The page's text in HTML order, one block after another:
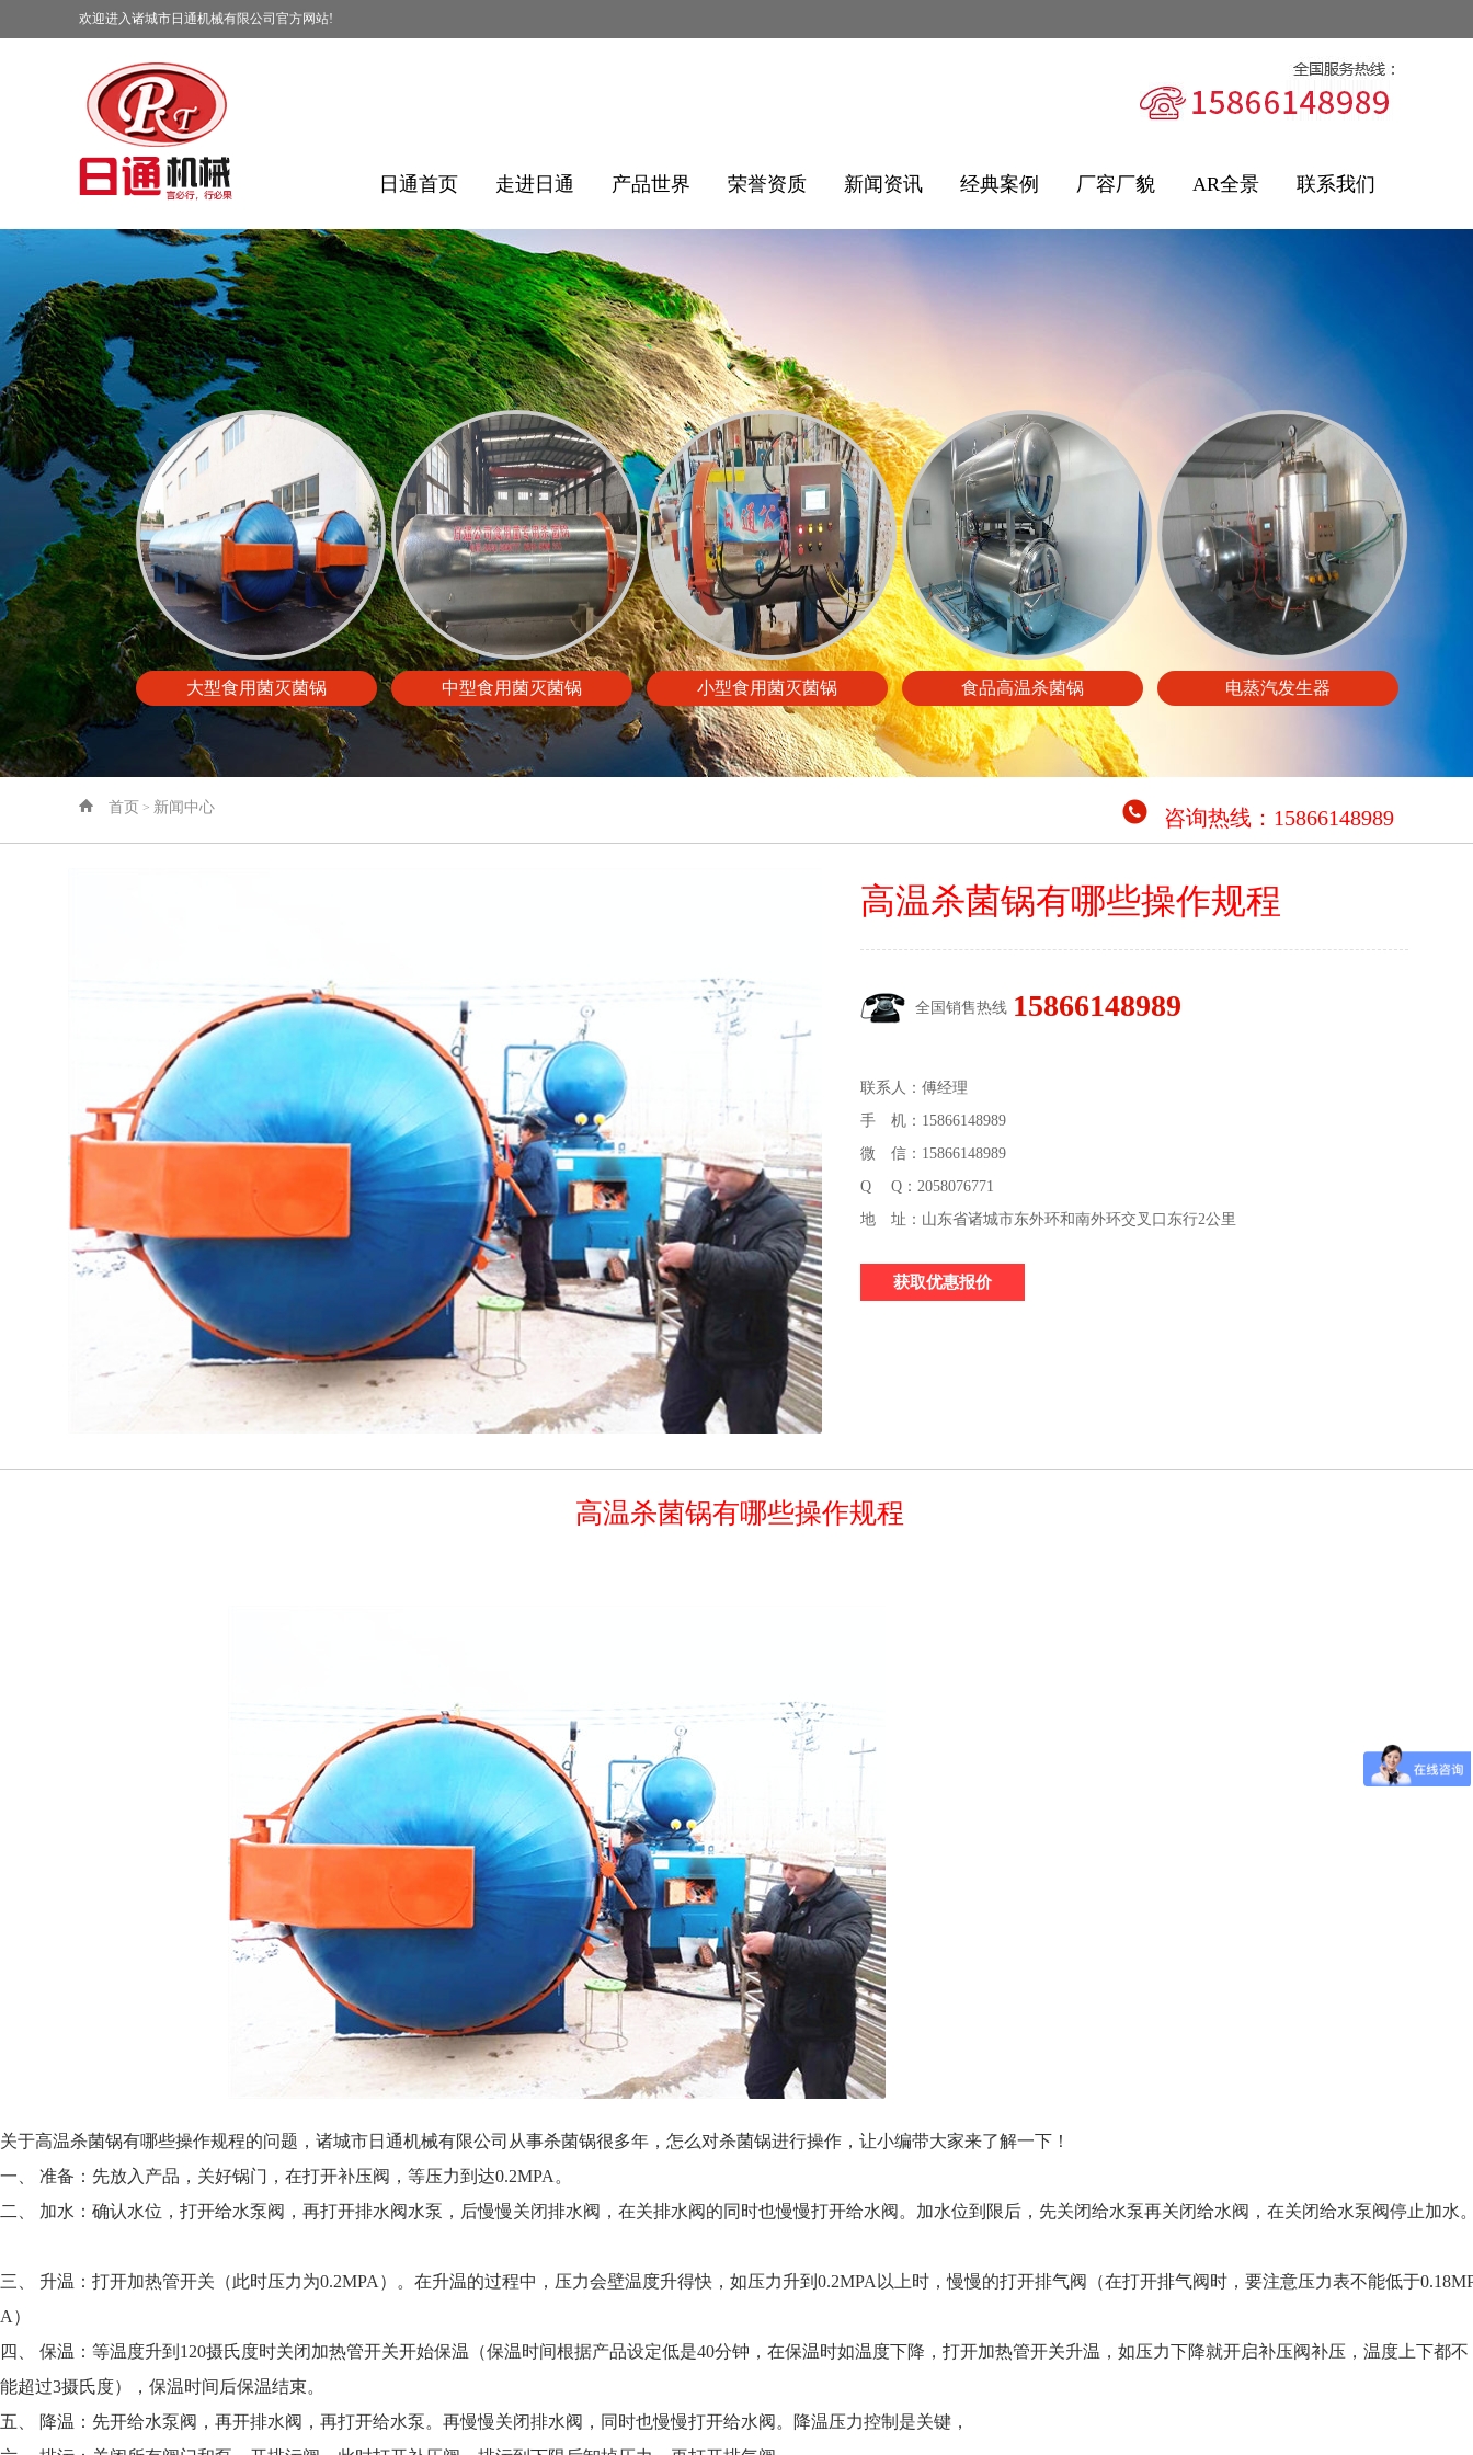
欢迎进入诸城市日通机械有限公司官方网站!
日通首页 走进日通 产品世界 荣誉资质 新闻资讯 经典案例 厂容厂貌 AR全景 联系我们
大型食用菌灭菌锅 中型食用菌灭菌锅 小型食用菌灭菌锅 食品高温杀菌锅 电蒸汽发生器
咨询热线：15866148989
首页 > 新闻中心
高温杀菌锅有哪些操作规程
全国销售热线 15866148989
联系人：傅经理
手 机：15866148989
微 信：15866148989
Q Q：2058076771
地 址：山东省诸城市东外环和南外环交叉口东行2公里
获取优惠报价
高温杀菌锅有哪些操作规程
关于高温杀菌锅有哪些操作规程的问题，诸城市日通机械有限公司从事杀菌锅很多年，怎么对杀菌锅进行操作，让小编带大家来了解一下！
一、 准备：先放入产品，关好锅门，在打开补压阀，等压力到达0.2MPA。
二、 加水：确认水位，打开给水泵阀，再打开排水阀水泵，后慢慢关闭排水阀，在关排水阀的同时也慢慢打开给水阀。加水位到限后，先关闭给水泵再关闭给水阀，在关闭给水泵阀停止加水
三、 升温：打开加热管开关（此时压力为0.2MPA）。在升温的过程中，压力会壁温度升得快，如压力升到0.2MPA以上时，慢慢的打开排气阀（在打开排气阀时，要注意压力表不能低于
A）
四、 保温：等温度升到120摄氏度时关闭加热管开关开始保温（保温时间根据产品设定低是40分钟，在保温时如温度下降，打开加热管开关升温，如压力下降就开启补压阀补压，温度上下都不
能超过3摄氏度），保温时间后保温结束。
五、 降温：先开给水泵阀，再开排水阀，再打开给水泵。再慢慢关闭排水阀，同时也慢慢打开给水阀。降温压力控制是关键，